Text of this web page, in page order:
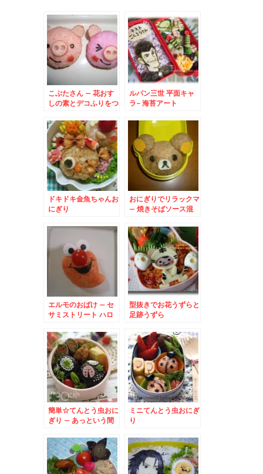
こぶたさん – 花おす
しの素とデコふりをつ
ルパン三世 平面キャ
ラ- 海苔アート
ドキドキ金魚ちゃんお
にぎり
おにぎりでリラックマ
– 焼きそばソース混
エルモのおばけ – セ
サミストリート ハロ
ELMO
型抜きでお花うずらと
足跡うずら
簡単☆てんとう虫おに
ぎり – あっという間
ミニてんとう虫おにぎ
り